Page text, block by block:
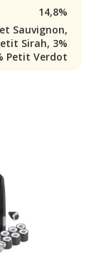
14,8%
Sauvignon,
Sirah, 3%
Petit Verdot